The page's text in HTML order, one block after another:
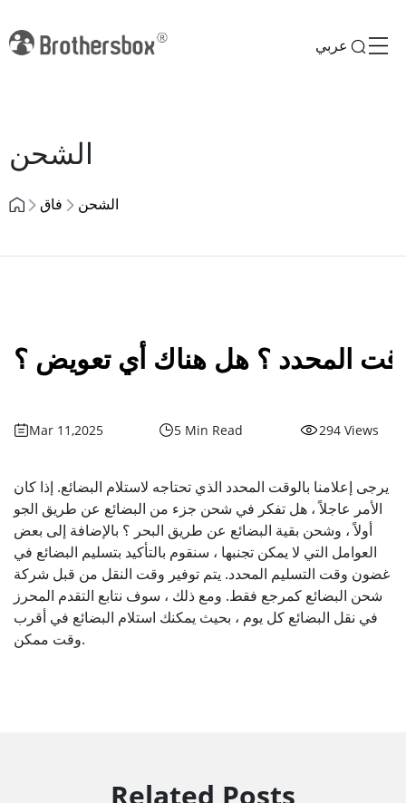
عربي
الشحن
فاق الشحن
المحدد ؟ هل هناك أي تعويض ؟
Mar 11,2025 5 Min Read 294 Views
يرجى إعلامنا بالوقت المحدد الذي تحتاجه لاستلام البضائع. إذا كان
الأمر عاجلاً ، هل تفكر في شحن جزء من البضائع عن طريق الجو
أولاً ، وشحن بقية البضائع عن طريق البحر ؟ بالإضافة إلى بعض
العوامل التي لا يمكن تجنبها ، سنقوم بالتأكيد بتسليم البضائع في
غضون وقت التسليم المحدد. يتم توفير وقت النقل من قبل شركة
شحن البضائع كمرجع فقط. ومع ذلك ، سوف نتابع التقدم المحرز
في نقل البضائع كل يوم ، بحيث يمكنك استلام البضائع في أقرب
وقت ممكن.
Related Posts